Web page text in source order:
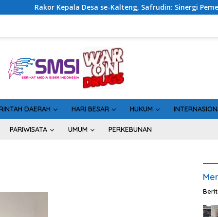
Kepala Desa se-Kalteng, Safrudin: Sinergi Pemerintahan
DAERAH HARI BESAR HUKUM
PARIWISATA UMUM PERKEBUNAN